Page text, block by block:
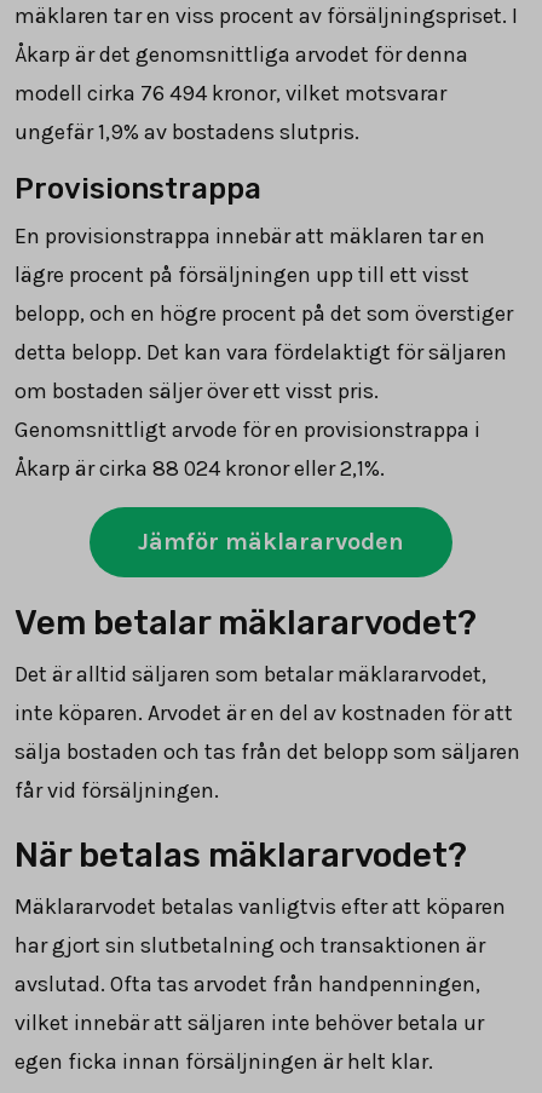
mäklaren tar en viss procent av försäljningspriset. I
Åkarp är det genomsnittliga arvodet för denna
modell cirka 76 494 kronor, vilket motsvarar
ungefär 1,9% av bostadens slutpris.
Provisionstrappa
En provisionstrappa innebär att mäklaren tar en
lägre procent på försäljningen upp till ett visst
belopp, och en högre procent på det som överstiger
detta belopp. Det kan vara fördelaktigt för säljaren
om bostaden säljer över ett visst pris.
Genomsnittligt arvode för en provisionstrappa i
Åkarp är cirka 88 024 kronor eller 2,1%.
Jämför mäklararvoden
Vem betalar mäklararvodet?
Det är alltid säljaren som betalar mäklararvodet,
inte köparen. Arvodet är en del av kostnaden för att
sälja bostaden och tas från det belopp som säljaren
får vid försäljningen.
När betalas mäklararvodet?
Mäklararvodet betalas vanligtvis efter att köparen
har gjort sin slutbetalning och transaktionen är
avslutad. Ofta tas arvodet från handpenningen,
vilket innebär att säljaren inte behöver betala ur
egen ficka innan försäljningen är helt klar.